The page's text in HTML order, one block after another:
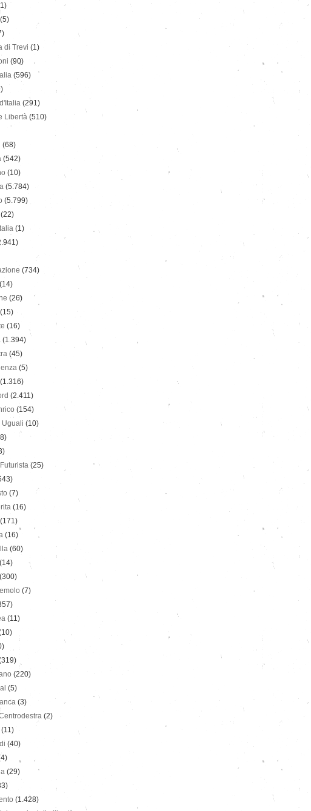
(5)
di Trevi (1)
(90)
(596)
(291)
Libertà (510)
(68)
(542)
(10)
(5.784)
(5.799)
(22)
(1)
(734)
(14)
(26)
(15)
(16)
(1.394)
(45)
(5)
(1.316)
(2.411)
(154)
Uguali (10)
(25)
(7)
(16)
(171)
(16)
(60)
(14)
(300)
(7)
(11)
(220)
(5)
(3)
(2)
(11)
(40)
(29)
(1.428)